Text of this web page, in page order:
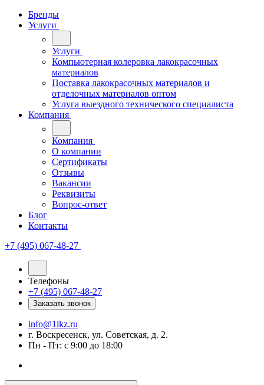
Бренды
Услуги
Услуги
Компьютерная колеровка лакокрасочных
материалов
Поставка лакокрасочных материалов и
отделочных материалов оптом
Услуга выездного технического специалиста
Компания
Компания
О компании
Сертификаты
Отзывы
Вакансии
Реквизиты
Вопрос-ответ
Блог
Контакты
+7 (495) 067-48-27
Телефоны
+7 (495) 067-48-27
Заказать звонок
info@1lkz.ru
г. Воскресенск, ул. Советская, д. 2.
Пн - Пт: с 9:00 до 18:00